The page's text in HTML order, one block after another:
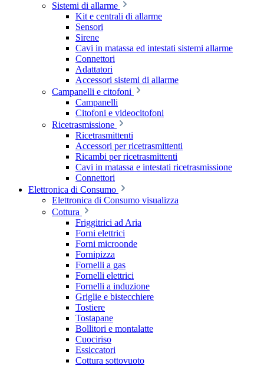
Sistemi di allarme
Kit e centrali di allarme
Sensori
Sirene
Cavi in matassa ed intestati sistemi allarme
Connettori
Adattatori
Accessori sistemi di allarme
Campanelli e citofoni
Campanelli
Citofoni e videocitofoni
Ricetrasmissione
Ricetrasmittenti
Accessori per ricetrasmittenti
Ricambi per ricetrasmittenti
Cavi in matassa e intestati ricetrasmissione
Connettori
Elettronica di Consumo
Elettronica di Consumo visualizza
Cottura
Friggitrici ad Aria
Forni elettrici
Forni microonde
Fornipizza
Fornelli a gas
Fornelli elettrici
Fornelli a induzione
Griglie e bistecchiere
Tostiere
Tostapane
Bollitori e montalatte
Cuociriso
Essiccatori
Cottura sottovuoto